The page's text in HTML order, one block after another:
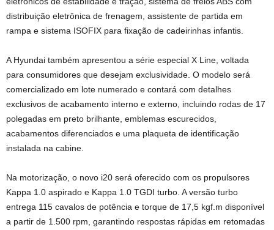
distribuição eletrônica de frenagem, assistente de partida em
rampa e sistema ISOFIX para fixação de cadeirinhas infantis.
A Hyundai também apresentou a série especial X Line, voltada
para consumidores que desejam exclusividade. O modelo será
comercializado em lote numerado e contará com detalhes
exclusivos de acabamento interno e externo, incluindo rodas de 17
polegadas em preto brilhante, emblemas escurecidos,
acabamentos diferenciados e uma plaqueta de identificação
instalada na cabine.
Na motorização, o novo i20 será oferecido com os propulsores
Kappa 1.0 aspirado e Kappa 1.0 TGDI turbo. A versão turbo
entrega 115 cavalos de potência e torque de 17,5 kgf.m disponível
a partir de 1.500 rpm, garantindo respostas rápidas em retomadas